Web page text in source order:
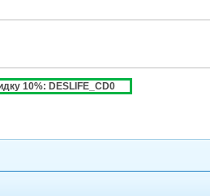
10%: DESLIFE_CD0